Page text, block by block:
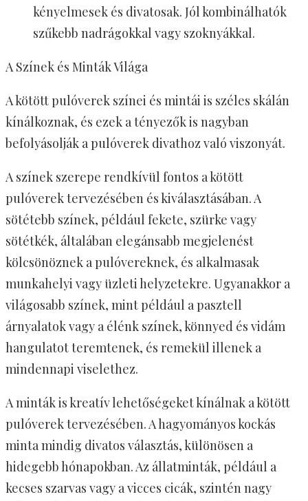
kényelmesek és divatosak. Jól kombinálhatók
szűkebb nadrágokkal vagy szoknyákkal.
A Színek és Minták Világa
A kötött pulóverek színei és mintái is széles skálán
kínálkoznak, és ezek a tényezők is nagyban
befolyásolják a pulóverek divathoz való viszonyát.
A színek szerepe rendkívül fontos a kötött
pulóverek tervezésében és kiválasztásában. A
sötétebb színek, például fekete, szürke vagy
sötétkék, általában elegánsabb megjelenést
kölcsönöznek a pulóvereknek, és alkalmasak
munkahelyi vagy üzleti helyzetekre. Ugyanakkor a
világosabb színek, mint például a pasztell
árnyalatok vagy a élénk színek, könnyed és vidám
hangulatot teremtenek, és remekül illenek a
mindennapi viselethez.
A minták is kreatív lehetőségeket kínálnak a kötött
pulóverek tervezésében. A hagyományos kockás
minta mindig divatos választás, különösen a
hidegebb hónapokban. Az állatminták, például a
kecses szarvas vagy a vicces cicák, szintén nagy